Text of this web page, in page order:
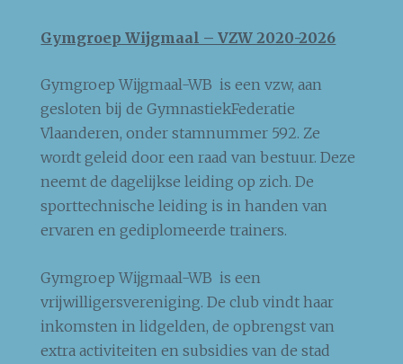
Gymgroep Wijgmaal – VZW 2020-2026
Gymgroep Wijgmaal-WB is een vzw, aan
gesloten bij de GymnastiekFederatie
Vlaanderen, onder stamnummer 592. Ze
wordt geleid door een raad van bestuur. Deze
neemt de dagelijkse leiding op zich. De
sporttechnische leiding is in handen van
ervaren en gediplomeerde trainers.
Gymgroep Wijgmaal-WB is een
vrijwilligersvereniging. De club vindt haar
inkomsten in lidgelden, de opbrengst van
extra activiteiten en subsidies van de stad